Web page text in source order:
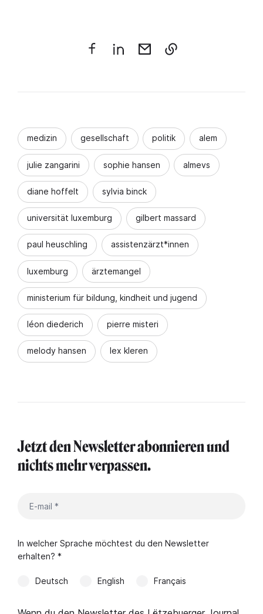
medizin gesellschaft politik alem
julie zangarini sophie hansen almevs
diane hoffelt sylvia binck
universität luxemburg gilbert massard
paul heuschling assistenzärzt*innen
luxemburg ärztemangel
ministerium für bildung, kindheit und jugend
léon diederich pierre misteri
melody hansen lex kleren
Jetzt den Newsletter abonnieren und
nichts mehr verpassen.
In welcher Sprache möchtest du den Newsletter
erhalten? *
Deutsch English Français